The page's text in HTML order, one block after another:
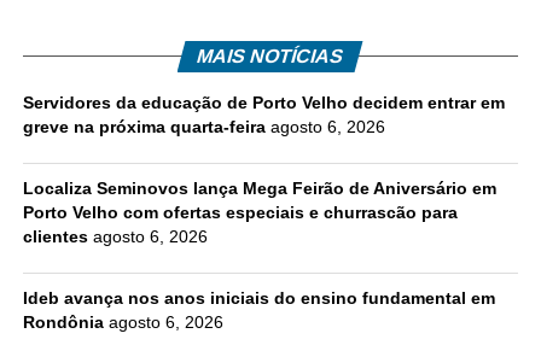
MAIS NOTÍCIAS
Servidores da educação de Porto Velho decidem entrar em
greve na próxima quarta-feira agosto 6, 2026
Localiza Seminovos lança Mega Feirão de Aniversário em
Porto Velho com ofertas especiais e churrascão para
clientes agosto 6, 2026
Ideb avança nos anos iniciais do ensino fundamental em
Rondônia agosto 6, 2026